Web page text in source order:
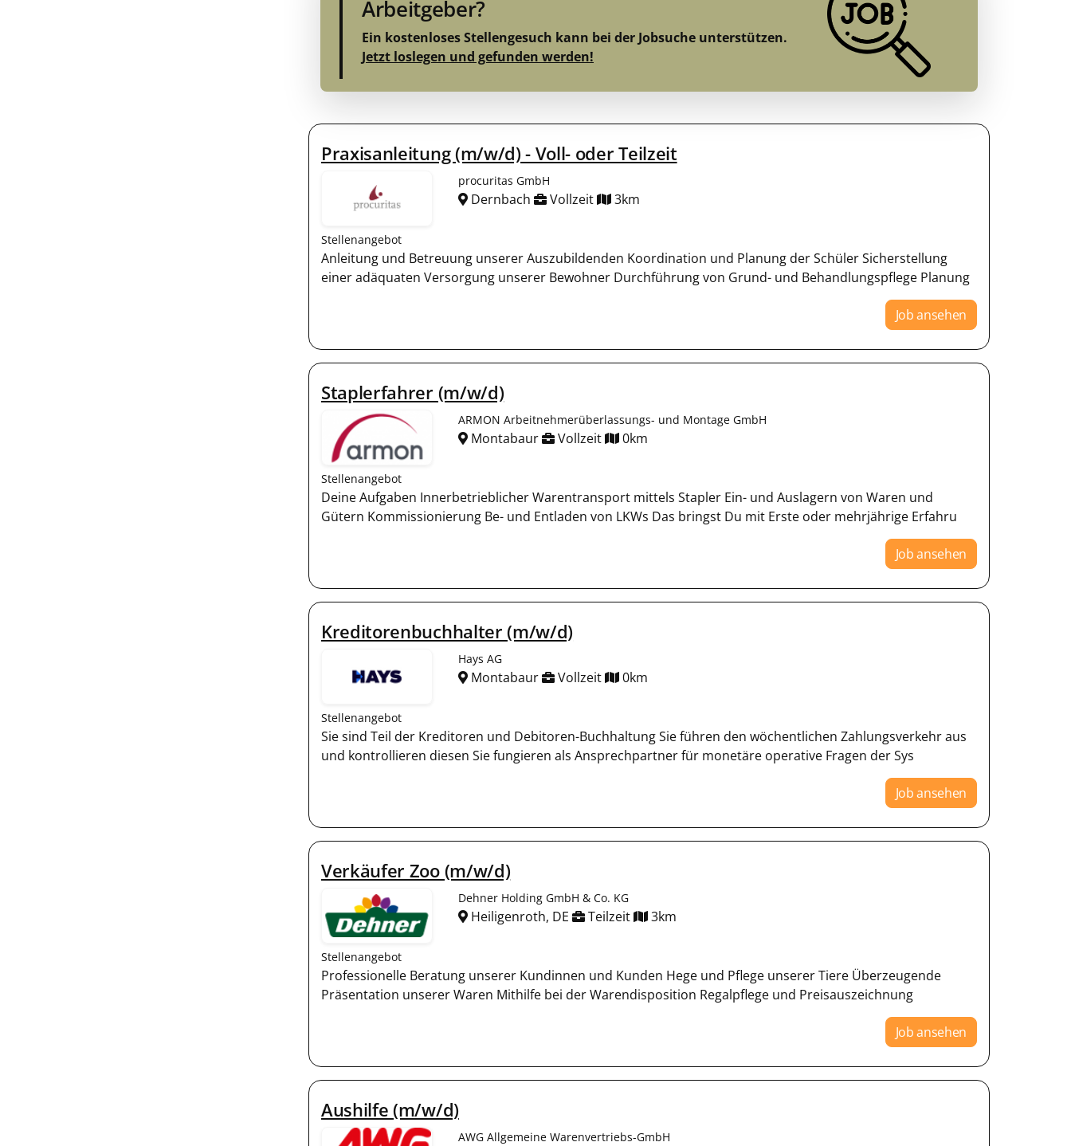
Arbeitgeber?
Ein kostenloses Stellengesuch kann bei der Jobsuche unterstützen.
Jetzt loslegen und gefunden werden!
Praxisanleitung (m/w/d) - Voll- oder Teilzeit
procuritas GmbH
Dernbach Vollzeit 3km
Stellenangebot
Anleitung und Betreuung unserer Auszubildenden Koordination und Planung der Schüler Sicherstellung
einer adäquaten Versorgung unserer Bewohner Durchführung von Grund- und Behandlungspflege Planung
Job ansehen
Staplerfahrer (m/w/d)
ARMON Arbeitnehmerüberlassungs- und Montage GmbH
Montabaur Vollzeit 0km
Stellenangebot
Deine Aufgaben Innerbetrieblicher Warentransport mittels Stapler Ein- und Auslagern von Waren und
Gütern Kommissionierung Be- und Entladen von LKWs Das bringst Du mit Erste oder mehrjährige Erfahru
Job ansehen
Kreditorenbuchhalter (m/w/d)
Hays AG
Montabaur Vollzeit 0km
Stellenangebot
Sie sind Teil der Kreditoren und Debitoren-Buchhaltung Sie führen den wöchentlichen Zahlungsverkehr aus
und kontrollieren diesen Sie fungieren als Ansprechpartner für monetäre operative Fragen der Sys
Job ansehen
Verkäufer Zoo (m/w/d)
Dehner Holding GmbH & Co. KG
Heiligenroth, DE Teilzeit 3km
Stellenangebot
Professionelle Beratung unserer Kundinnen und Kunden Hege und Pflege unserer Tiere Überzeugende
Präsentation unserer Waren Mithilfe bei der Warendisposition Regalpflege und Preisauszeichnung
Job ansehen
Aushilfe (m/w/d)
AWG Allgemeine Warenvertriebs-GmbH